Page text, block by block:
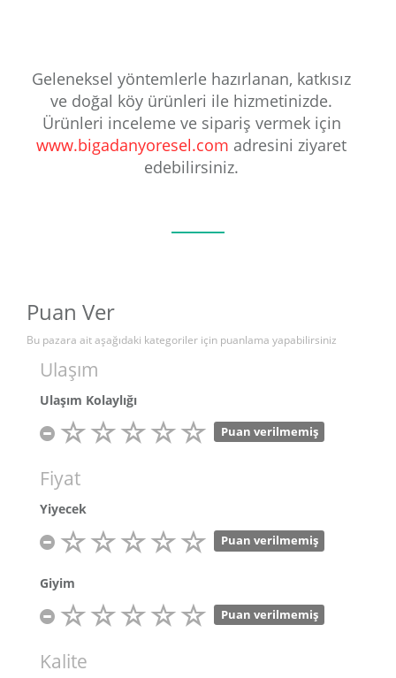
Geleneksel yöntemlerle hazırlanan, katkısız
ve doğal köy ürünleri ile hizmetinizde.
Ürünleri inceleme ve sipariş vermek için
www.bigadanyoresel.com adresini ziyaret
edebilirsiniz.
Puan Ver
Bu pazara ait aşağıdaki kategoriler için puanlama yapabilirsiniz
Ulaşım
Ulaşım Kolaylığı
Puan verilmemiş
Fiyat
Yiyecek
Puan verilmemiş
Giyim
Puan verilmemiş
Kalite